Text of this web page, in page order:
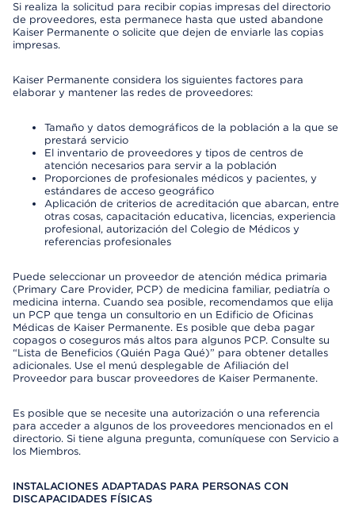
Si realiza la solicitud para recibir copias impresas del directorio
de proveedores, esta permanece hasta que usted abandone
Kaiser Permanente o solicite que dejen de enviarle las copias
impresas.
Kaiser Permanente considera los siguientes factores para
elaborar y mantener las redes de proveedores:
Tamaño y datos demográficos de la población a la que se
prestará servicio
El inventario de proveedores y tipos de centros de
atención necesarios para servir a la población
Proporciones de profesionales médicos y pacientes, y
estándares de acceso geográfico
Aplicación de criterios de acreditación que abarcan, entre
otras cosas, capacitación educativa, licencias, experiencia
profesional, autorización del Colegio de Médicos y
referencias profesionales
Puede seleccionar un proveedor de atención médica primaria
(Primary Care Provider, PCP) de medicina familiar, pediatría o
medicina interna. Cuando sea posible, recomendamos que elija
un PCP que tenga un consultorio en un Edificio de Oficinas
Médicas de Kaiser Permanente. Es posible que deba pagar
copagos o coseguros más altos para algunos PCP. Consulte su
“Lista de Beneficios (Quién Paga Qué)” para obtener detalles
adicionales. Use el menú desplegable de Afiliación del
Proveedor para buscar proveedores de Kaiser Permanente.
Es posible que se necesite una autorización o una referencia
para acceder a algunos de los proveedores mencionados en el
directorio. Si tiene alguna pregunta, comuníquese con Servicio a
los Miembros.
INSTALACIONES ADAPTADAS PARA PERSONAS CON
DISCAPACIDADES FÍSICAS